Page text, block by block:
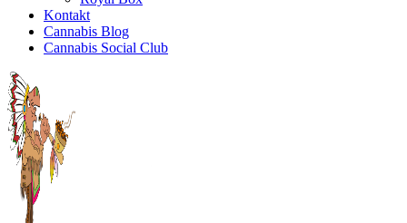
Kontakt
Cannabis Blog
Cannabis Social Club